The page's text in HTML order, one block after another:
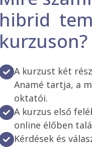
hibrid
kurzuson?
A kurzust két
Anamé tartja, a
oktatói.
A kurzus első
online élőben
Kérdések és